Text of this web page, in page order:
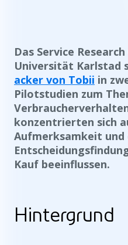
Das Service
Universität Karlstad
acker von Tobii in
Pilotstudien zum
konzentrierten sich
Aufmerksamkeit und
Kauf beeinflussen.
Hintergrund